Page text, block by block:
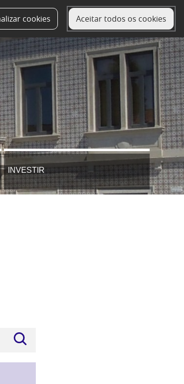
cookies
Aceitar todos os cookies
INVESTIR